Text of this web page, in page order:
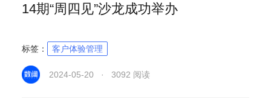
14期“周四见”沙龙成功举办
标签： 客户体验管理
2024-05-20 · 3092 阅读